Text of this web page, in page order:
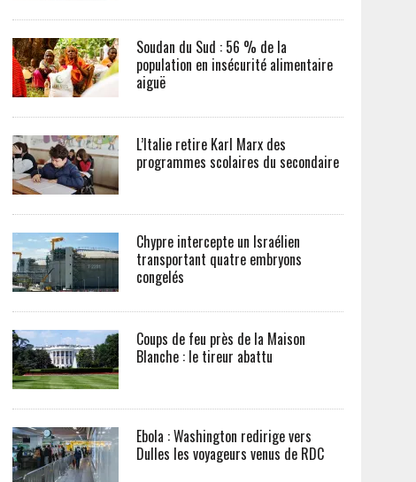
Soudan du Sud : 56 % de la
population en insécurité alimentaire
aiguë
L’Italie retire Karl Marx des
programmes scolaires du secondaire
Chypre intercepte un Israélien
transportant quatre embryons
congelés
Coups de feu près de la Maison
Blanche : le tireur abattu
Ebola : Washington redirige vers
Dulles les voyageurs venus de RDC